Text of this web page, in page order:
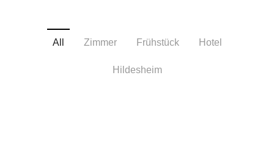
All Zimmer Frühstück Hotel
Hildesheim